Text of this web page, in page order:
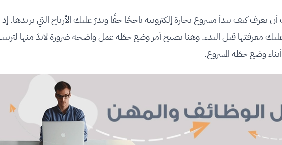
كيف تبدأ مشروع تجارة إلكترونية ناجحًا حقًا ويدرّ عليك الأرباح التي تريدها. إذ
عليك معرفتها قبل البدء. وهنا يصبح أمر وضع خطّة عمل واضحة ضرورة لابدّ منها
أثناء وضع خطّة المشروع.